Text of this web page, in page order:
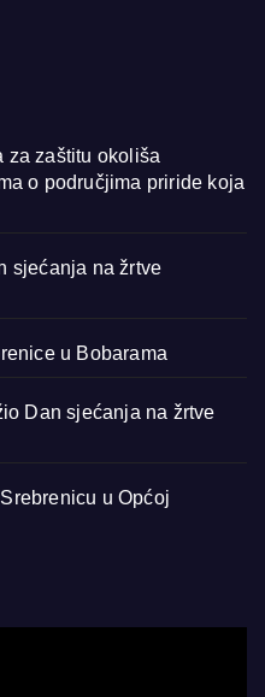
za zaštitu okoliša
o područjima priride koja
sjećanja na žrtve
u Bobarama
Dan sjećanja na žrtve
u Općoj